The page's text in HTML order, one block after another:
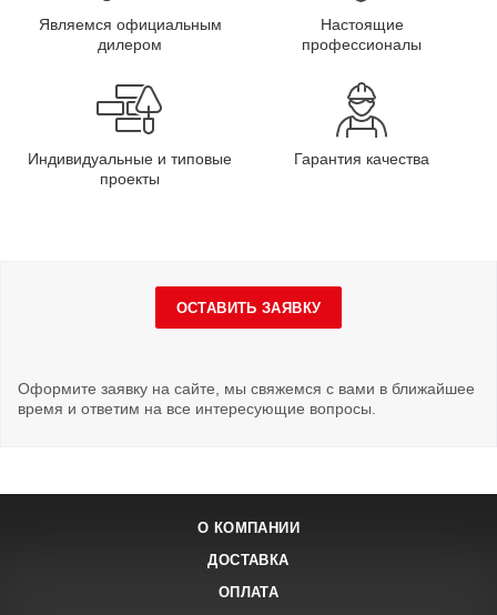
Являемся официальным
дилером
Настоящие
профессионалы
Индивидуальные и типовые
проекты
Гарантия качества
ОСТАВИТЬ ЗАЯВКУ
Оформите заявку на сайте, мы свяжемся с вами в ближайшее
время и ответим на все интересующие вопросы.
О КОМПАНИИ
ДОСТАВКА
ОПЛАТА